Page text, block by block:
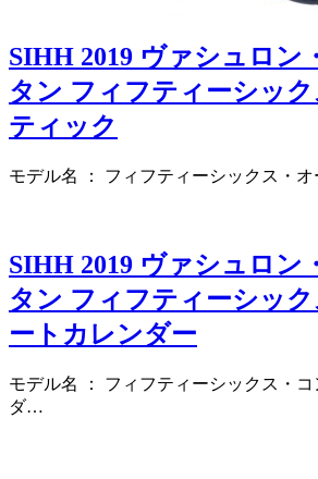
SIHH 2019 ヴァシュロン
タン フィフティーシッ
ティック
モデル名 ： フィフティーシックス・
SIHH 2019 ヴァシュロン
タン フィフティーシッ
ートカレンダー
モデル名 ： フィフティーシックス・
ダ…